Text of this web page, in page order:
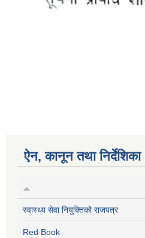
ऐन, कानून तथा निर्देशिका
स्वास्थ्य सेवा नियुक्तिको राजपत्र
Red Book